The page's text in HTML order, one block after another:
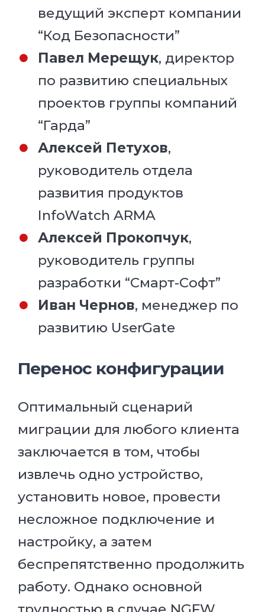
ведущий эксперт компании
“Код Безопасности”
Павел Мерещук, директор
по развитию специальных
проектов группы компаний
“Гарда”
Алексей Петухов,
руководитель отдела
развития продуктов
InfoWatch ARMA
Алексей Прокопчук,
руководитель группы
разработки “Смарт-Софт”
Иван Чернов, менеджер по
развитию UserGate
Перенос конфигурации
Оптимальный сценарий
миграции для любого клиента
заключается в том, чтобы
извлечь одно устройство,
установить новое, провести
несложное подключение и
настройку, а затем
беспрепятственно продолжить
работу. Однако основной